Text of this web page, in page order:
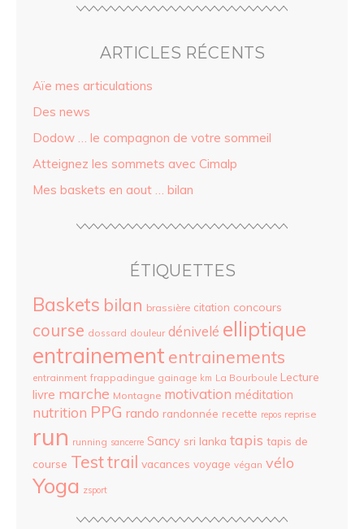
ARTICLES RÉCENTS
Aïe mes articulations
Des news
Dodow … le compagnon de votre sommeil
Atteignez les sommets avec Cimalp
Mes baskets en aout … bilan
ÉTIQUETTES
Baskets bilan brassière citation concours
course dossard douleur dénivelé elliptique
entrainement entrainements
entrainment frappadingue gainage km La Bourboule Lecture
livre marche Montagne motivation méditation
nutrition PPG rando randonnée recette repos reprise
run running sancerre Sancy sri lanka tapis tapis de
course Testtrail vacances voyage végan vélo
Yoga zsport